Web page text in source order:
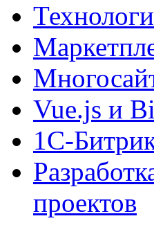
Vue.js и
1С-
проектов